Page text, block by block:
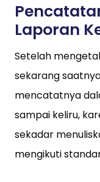
Laporan
Setelah
sekarang
mencatatnya
sampai keliru,
sekadar
mengikuti